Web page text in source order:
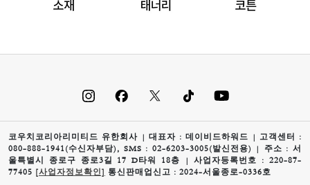
코우치코리아리미티드 유한회사 | 대표자 : 데이비드하워드 | 고객센터 :
080-888-1941(수신자부담), SMS : 02-6203-3005(발신전용) | 주소 : 서
울특별시 종로구 종로3길 17 D타워 18층 | 사업자등록번호 : 220-87-
77405
[사업자정보확인] 통신판매업신고 : 2024-서울종로-0336호